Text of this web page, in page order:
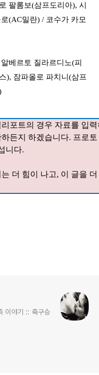
팔롬보(삼프도리아), 시
(AC밀란) / 코수가 카모
알베르토 질라르디노(피
), 잠파올로 파치니 (삼프
리포트의 경우 자료를 입
든지 하겠습니다. 프로
니다.
는 더 힘이 나고, 이 글을
이야기 :: 축구승